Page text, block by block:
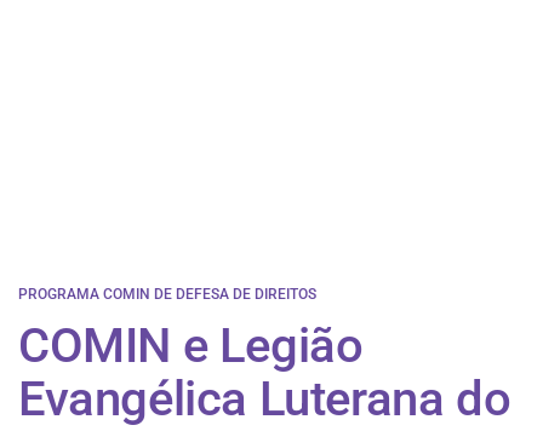
PROGRAMA COMIN DE DEFESA DE DIREITOS
COMIN e Legião
Evangélica Luterana do